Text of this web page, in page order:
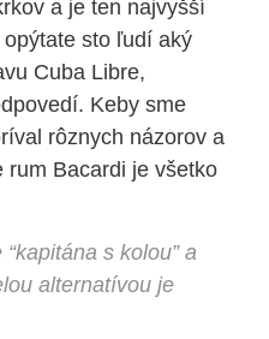
a je ten najvyšší
opýtate sto ľudí aký
Cuba Libre,
Keby sme
rôznych názorov a
Bacardi je všetko
s kolou” a
alternatívou je